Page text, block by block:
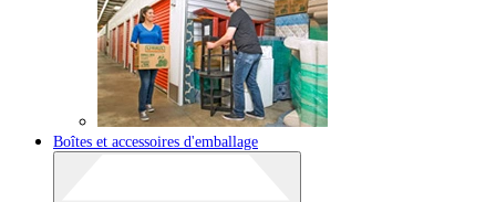
Boîtes et accessoires d'emballage